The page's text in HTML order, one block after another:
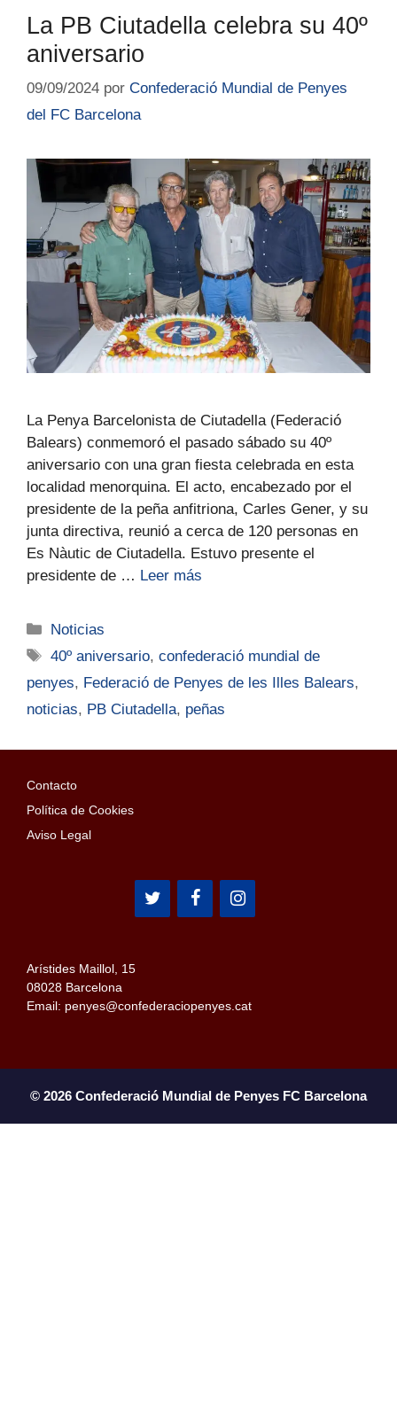
La PB Ciutadella celebra su 40º
aniversario
09/09/2024 por Confederació Mundial de Penyes
del FC Barcelona
La Penya Barcelonista de Ciutadella (Federació
Balears) conmemoró el pasado sábado su 40º
aniversario con una gran fiesta celebrada en esta
localidad menorquina. El acto, encabezado por el
presidente de la peña anfitriona, Carles Gener, y su
junta directiva, reunió a cerca de 120 personas en
Es Nàutic de Ciutadella. Estuvo presente el
presidente de … Leer más
Noticias
40º aniversario,confederació mundial de
penyes, Federació de Penyes de les Illes Balears,
noticias, PB Ciutadella, peñas
Contacto
Política de Cookies
Aviso Legal
Arístides Maillol, 15
08028 Barcelona
Email: penyes@confederaciopenyes.cat
© 2026 Confederació Mundial de Penyes FC Barcelona